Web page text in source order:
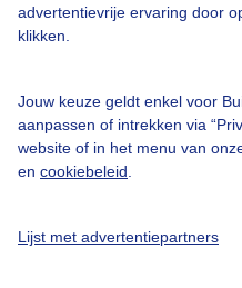
advertentievrije ervaring door
klikken.
Jouw keuze geldt enkel voor
aanpassen of intrekken via
website of in het menu van
en cookiebeleid
Lijst met advertentiepartners
Contact
Gebruikersvoorwaarden
Adverteren
Buienradar Team
Cookie beleid